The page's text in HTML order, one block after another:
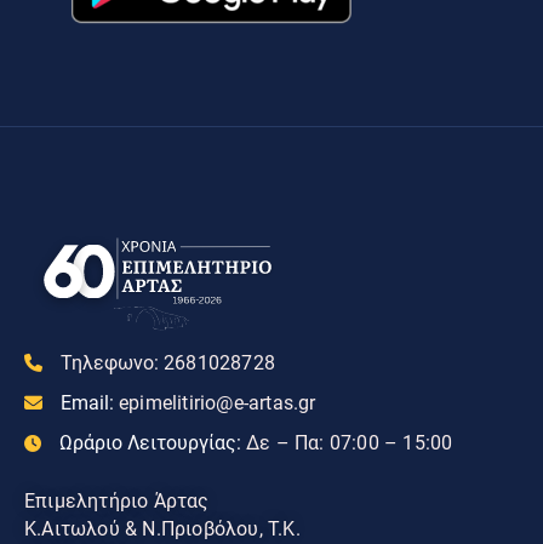
Τηλεφωνο: 2681028728
Email: epimelitirio@e-artas.gr
Ωράριο Λειτουργίας: Δε – Πα: 07:00 – 15:00
Επιμελητήριο Άρτας
Κ.Αιτωλού & Ν.Πριοβόλου, Τ.Κ.